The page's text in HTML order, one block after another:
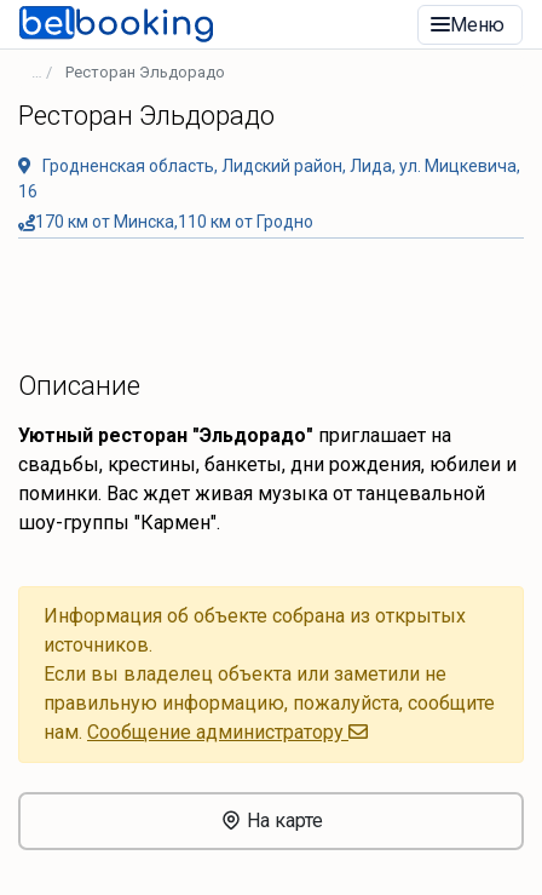
Меню
Ресторан Эльдорадо
Ресторан Эльдорадо
Гродненская область, Лидский район, Лида, ул. Мицкевича,
16
170 км от Минска,110 км от Гродно
Описание
Уютный ресторан "Эльдорадо" приглашает на
свадьбы, крестины, банкеты, дни рождения, юбилеи и
поминки. Вас ждет живая музыка от танцевальной
шоу-группы "Кармен".
Информация об объекте собрана из открытых
источников.
Если вы владелец объекта или заметили не
правильную информацию, пожалуйста, сообщите
нам. Cообщение администратору
На карте